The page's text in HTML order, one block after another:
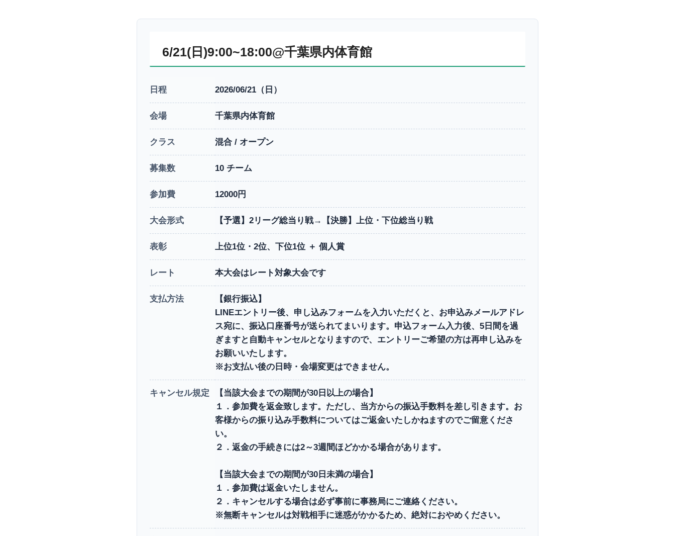
6/21(日)9:00~18:00@千葉県内体育館
日程 2026/06/21（日）
会場 千葉県内体育館
クラス 混合 / オープン
募集数 10 チーム
参加費 12000円
大会形式 【予選】2リーグ総当り戦→【決勝】上位・下位総当り戦
表彰 上位1位・2位、下位1位 ＋ 個人賞
レート 本大会はレート対象大会です
支払方法
【銀行振込】
LINEエントリー後、申し込みフォームを入力いただくと、お申込みメールアドレ
ス宛に、振込口座番号が送られてまいります。申込フォーム入力後、5日間を過
ぎますと自動キャンセルとなりますので、エントリーご希望の方は再申し込みを
お願いいたします。
※お支払い後の日時・会場変更はできません。
キャンセル規定
【当該大会までの期間が30日以上の場合】
１．参加費を返金致します。ただし、当方からの振込手数料を差し引きます。お
客様からの振り込み手数料についてはご返金いたしかねますのでご留意くださ
い。
２．返金の手続きには2～3週間ほどかかる場合があります。
【当該大会までの期間が30日未満の場合】
１．参加費は返金いたしません。
２．キャンセルする場合は必ず事前に事務局にご連絡ください。
※無断キャンセルは対戦相手に迷惑がかかるため、絶対におやめください。